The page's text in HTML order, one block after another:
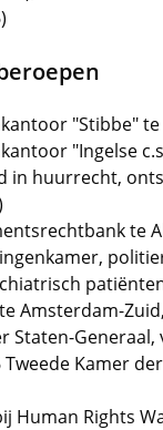
"Stibbe"
"Ingelse
in huurrecht,
te
Amsterdam-
Staten-
Kamer
Human Rights